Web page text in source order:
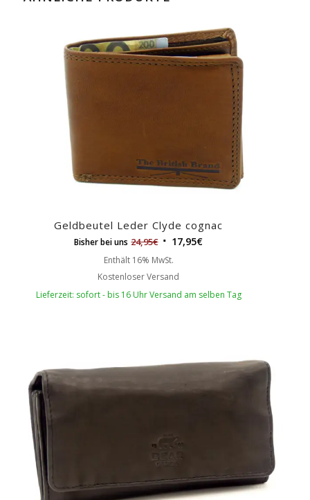
Geldbeutel Leder Clyde cognac
Bisher bei uns 24,95€ 17,95€
Enthält 16% MwSt.
Kostenloser Versand
Lieferzeit: sofort - bis 16 Uhr Versand am selben Tag